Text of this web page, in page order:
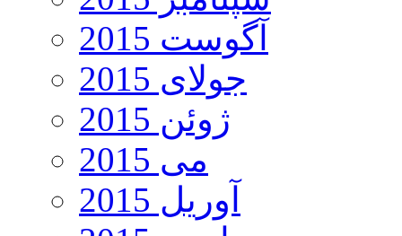
آگوست 2015
جولای 2015
ژوئن 2015
می 2015
آوریل 2015